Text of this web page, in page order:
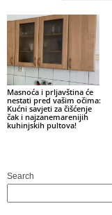
Masnoća i prljavština će
nestati pred vašim očima:
Kućni savjeti za čišćenje
čak i najzanemarenijih
kuhinjskih pultova!
Search